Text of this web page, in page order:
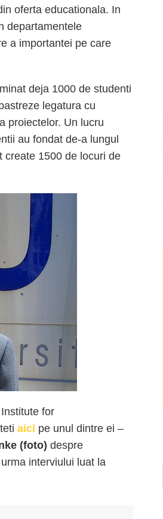
oferta educationala. In
departamentele
a importantei pe care
deja 1000 de studenti
legatura cu
proiectelor. Un lucru
au fondat de-a lungul
create 1500 de locuri de
for
aici pe unul dintre ei –
(foto) despre
interviului luat la